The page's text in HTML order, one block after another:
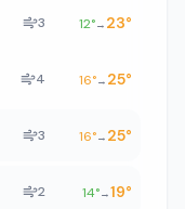
3 12°→ 23°
4 16°→ 25°
3 16°→ 25°
2 14°→19°